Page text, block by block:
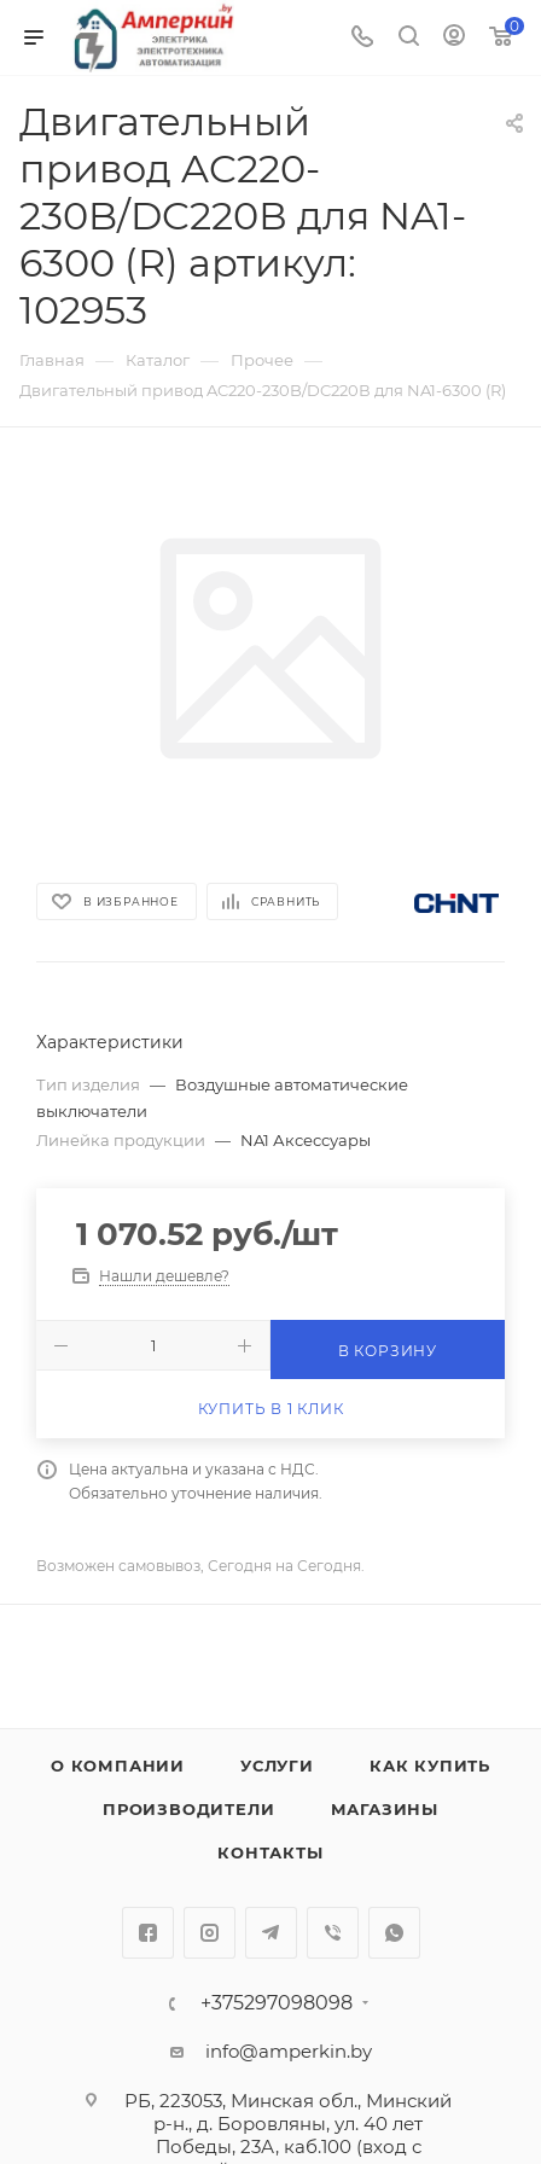
0
Двигательный
привод AC220-
230B/DC220В для NA1-
6300 (R) артикул:
102953
Главная — Каталог — Прочее —
Двигательный привод AC220-230B/DC220В для NA1-6300 (R)
В ИЗБРАННОЕ СРАВНИТЬ
Характеристики
Тип изделия — Воздушные автоматические
выключатели
Линейка продукции — NA1 Аксессуары
1 070.52 руб./шт
Нашли дешевле?
В КОРЗИНУ
КУПИТЬ В 1 КЛИК
Цена актуальна и указана с НДС.
Обязательно уточнение наличия.
Возможен самовывоз, Сегодня на Сегодня.
О КОМПАНИИ УСЛУГИ КАК КУПИТЬ
ПРОИЗВОДИТЕЛИ МАГАЗИНЫ
КОНТАКТЫ
+375297098098
info@amperkin.by
РБ, 223053, Минская обл., Минский
р-н., д. Боровляны, ул. 40 лет
Победы, 23А, каб.100 (вход с